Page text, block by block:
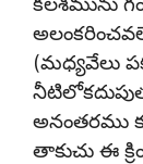
(మధ్యవేలు
అనంతరము
తాకుచు ఈ